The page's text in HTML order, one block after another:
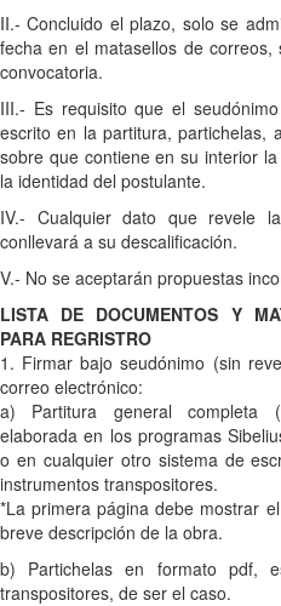
II.- Concluido el plazo, solo se
fecha en el matasellos de
convocatoria.
III.- Es requisito que el
escrito en la partitura, partichelas,
sobre que contiene en su interior
la identidad del postulante.
IV.- Cualquier dato que revele
conllevará a su descalificación.
V.- No se aceptarán propuestas
LISTA DE DOCUMENTOS Y
PARA REGRISTRO
1. Firmar bajo seudónimo (sin
correo electrónico:
a) Partitura general completa
elaborada en los programas
o en cualquier otro sistema de
instrumentos transpositores.
*La primera página debe mostrar
breve descripción de la obra.
b) Partichelas en formato pdf,
transpositores, de ser el caso.